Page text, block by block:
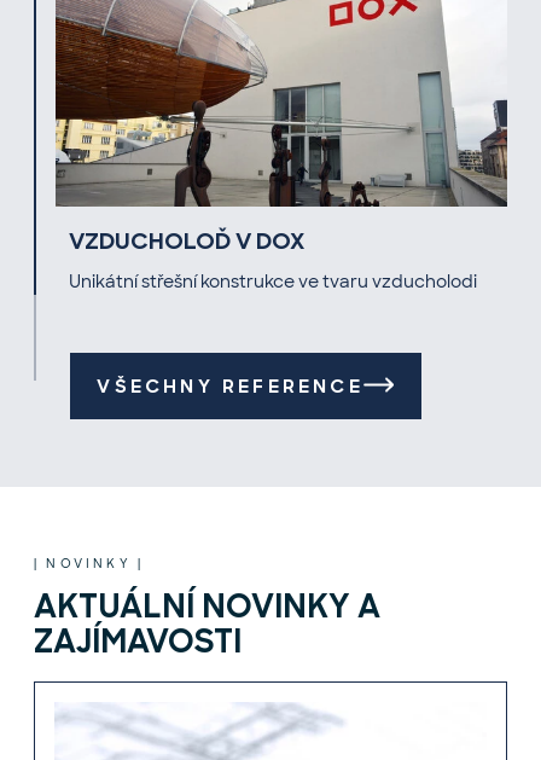
VZDUCHOLOĎ V DOX
Unikátní střešní konstrukce ve tvaru vzducholodi
VŠECHNY REFERENCE
| NOVINKY |
AKTUÁLNÍ NOVINKY A
ZAJÍMAVOSTI